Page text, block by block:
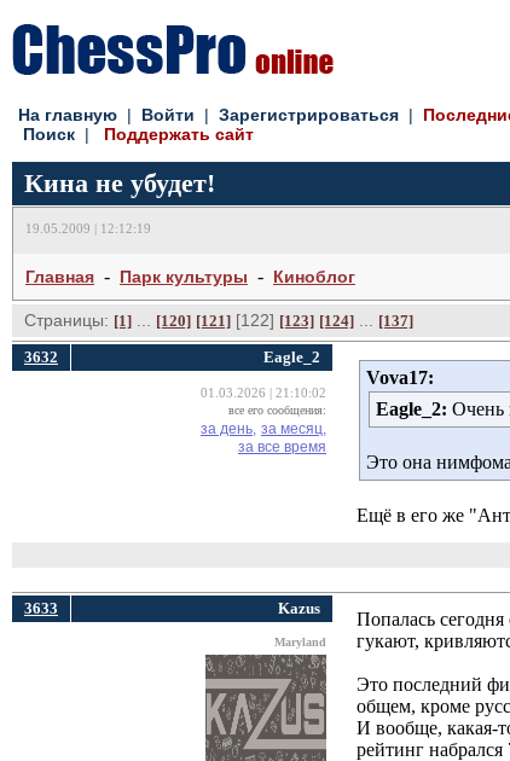
На главную | Войти | Зарегистрироваться |
Поиск | Поддержать сайт
Кина не убудет!
19.05.2009 | 12:12:19
Главная - Парк культуры - Киноблог
Страницы: [1] [120] [121] [122] [123] [124]
[137]
3632
Eagle_2
01.03.2026 | 21:10:02
все его сообщения:
за день, за месяц,
за все время
Vova17:
Eagle_2: Очень
Это она
Ещё в его же
3633 Kazus
Maryland
Попалась
гукают,
Это последний
общем, кроме
И вообще, какая-
рейтинг